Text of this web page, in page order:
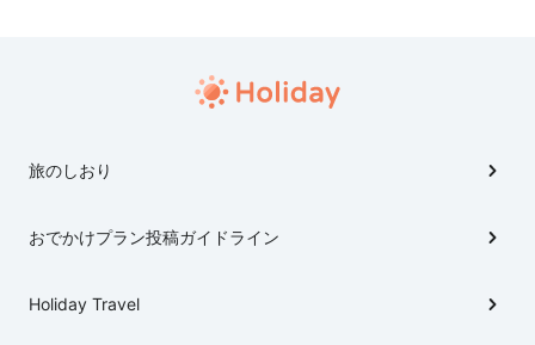
旅のしおり
おでかけプラン投稿ガイドライン
Holiday Travel